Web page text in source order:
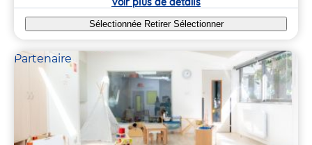
Sélectionnée Retirer Sélectionner
Partenaire